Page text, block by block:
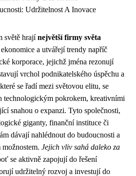
Udržitelnost A Inovace
světě hrajínejvětší firmy světa
a utvářejí trendy napříč
korporace, jejichž jména rezonují
vrchol podnikatelského úspěchu a
se řadí mezi světovou elitu, se
technologickým pokrokem, kreativními
snahou o expanzi. Tyto společnosti,
giganty, finanční instituce či
dávají nahlédnout do budoucnosti a
Jejich vliv sahá daleko za
se aktivně zapojují do řešení
udržitelný rozvoj a investují do